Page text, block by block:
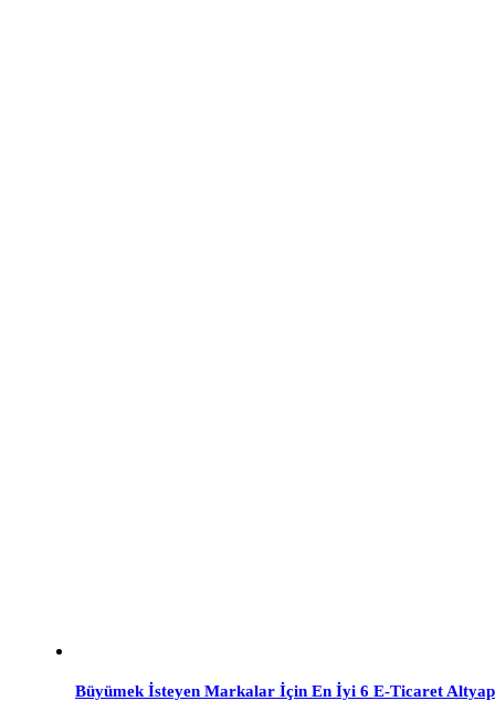
Büyümek İsteyen Markalar İçin En İyi 6 E-Ticaret